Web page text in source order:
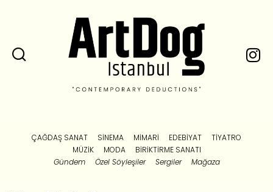
ÇAĞDAŞ SANAT SINEMA MIMARI EDEBIYAT
TIYATRO
MÜZIK
MODA
BIRIKTIRME SANATI
Gündem
Özel Söyleşiler Sergiler Mağaza